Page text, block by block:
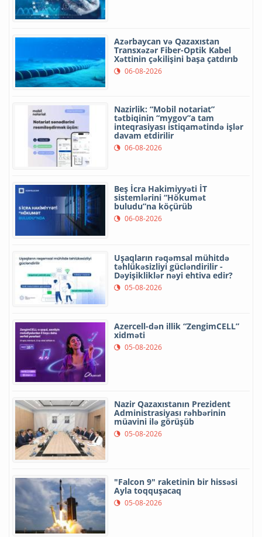
Azərbaycan və Qazaxıstan
Transxəzər Fiber-Optik Kabel
Xəttinin çəkilişini başa çatdırıb
06-08-2026
Nazirlik: “Mobil notariat”
tətbiqinin “mygov”a tam
inteqrasiyası istiqamətində işlər
davam etdirilir
06-08-2026
Beş İcra Hakimiyyəti İT
sistemlərini “Hökumət
buludu”na köçürüb
06-08-2026
Uşaqların rəqəmsal mühitdə
təhlükəsizliyi gücləndirilir -
Dəyişikliklər nəyi ehtiva edir?
05-08-2026
Azercell-dən illik “ZengimCELL”
xidməti
05-08-2026
Nazir Qazaxıstanın Prezident
Administrasiyası rəhbərinin
müavini ilə görüşüb
05-08-2026
"Falcon 9" raketinin bir hissəsi
Ayla toqquşacaq
05-08-2026